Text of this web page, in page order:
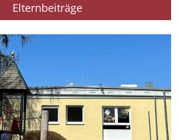
Elternbeiträge